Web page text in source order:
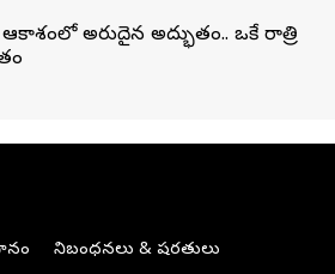
ఆకాశంలో అరుదైన అద్భుతం.. ఒకే రాత్రి
నిబంధనలు & షరతులు